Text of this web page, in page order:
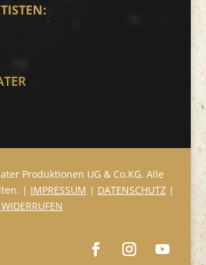
Produktionen UG & Co.KG. Alle
| IMPRESSUM | DATENSCHUTZ|